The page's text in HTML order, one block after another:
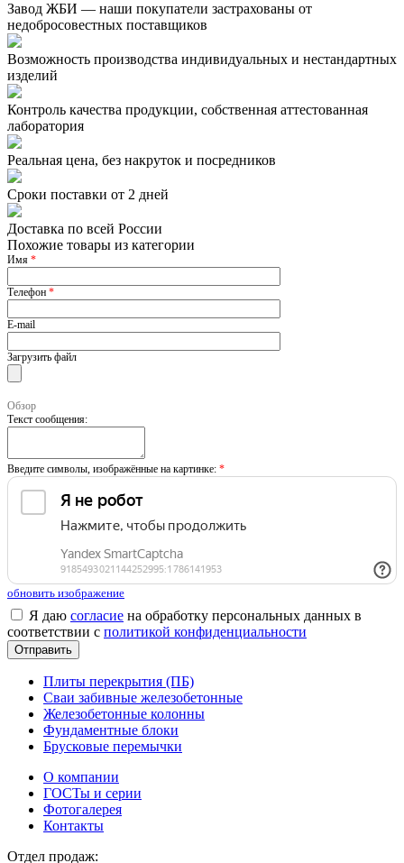
Завод ЖБИ — наши покупатели застрахованы от
недобросовестных поставщиков
Возможность производства индивидуальных и нестандартных
изделий
Контроль качества продукции, собственная аттестованная
лаборатория
Реальная цена, без накруток и посредников
Сроки поставки от 2 дней
Доставка по всей России
Похожие товары из категории
Имя *
Телефон *
E-mail
Загрузить файл
Обзор
Текст сообщения:
Введите символы, изображённые на картинке: *
обновить изображение
Я даю согласие на обработку персональных данных в
соответствии с политикой конфиденциальности
Плиты перекрытия (ПБ)
Сваи забивные железобетонные
Железобетонные колонны
Фундаментные блоки
Брусковые перемычки
О компании
ГОСТы и серии
Фотогалерея
Контакты
Отдел продаж: